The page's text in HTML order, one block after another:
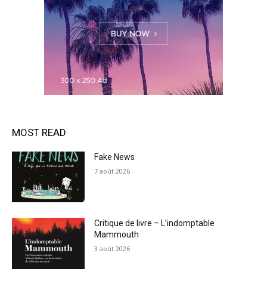
MOST READ
Fake News
7 août 2026
Critique de livre – L’indomptable
Mammouth
3 août 2026